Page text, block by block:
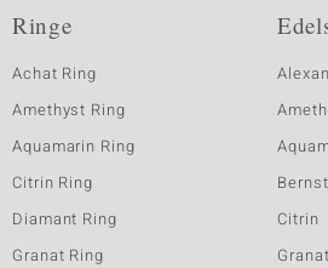
Ringe
Achat Ring
Amethyst Ring
Aquamarin Ring
Citrin Ring
Diamant Ring
Granat Ring
Citrin
Granat